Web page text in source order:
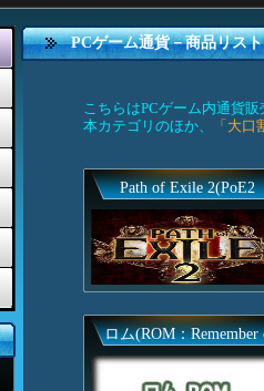
PCゲーム通貨－商品リスト
こちらはPCゲーム内通貨
本カテゴリのほか、
「大
Path of Exile 2(PoE2
ロム(ROM：Remember